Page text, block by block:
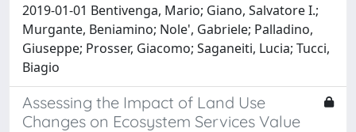
2019-01-01 Bentivenga, Mario; Giano, Salvatore I.;
Murgante, Beniamino; Nole', Gabriele; Palladino,
Giuseppe; Prosser, Giacomo; Saganeiti, Lucia; Tucci,
Biagio
Assessing the Impact of Land Use
Changes on Ecosystem Services Value